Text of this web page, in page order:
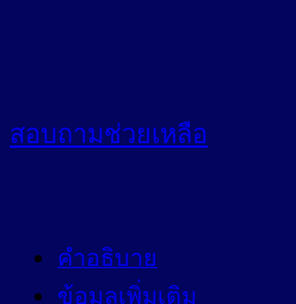
สอบถามช่วยเหลือ
คำอธิบาย
ข้อมูลเพิ่มเติม